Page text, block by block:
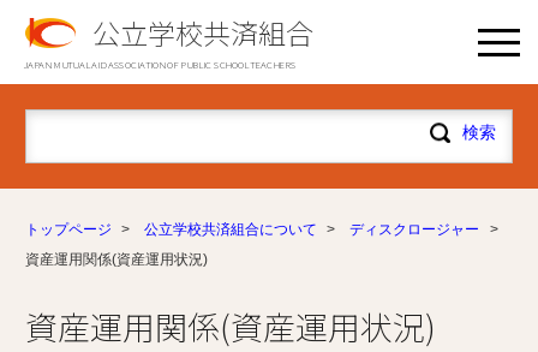
公立学校共済組合
JAPAN MUTUAL AID ASSOCIATION OF PUBLIC SCHOOL TEACHERS
トップページ > 公立学校共済組合について > ディスクロージャー
>
資産運用関係(資産運用状況)
資産運用関係(資産運用状況)